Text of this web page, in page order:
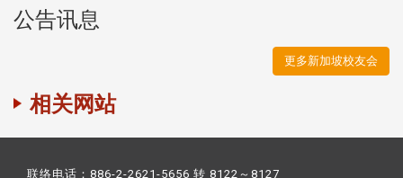
公告讯息
更多新加坡校友会
相关网站
联络电话：886-2-2621-5656 转 8122～8127